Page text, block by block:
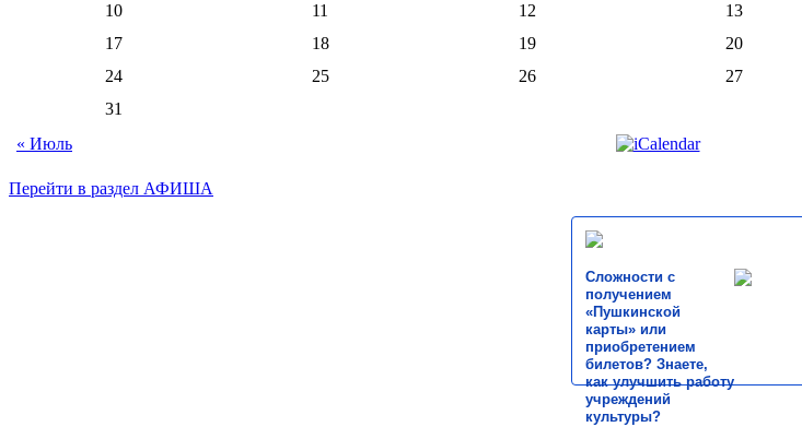
10
11 12 13
17
18 19 20
24
25 26 27
31
« Июль
Перейти в раздел АФИША
Сложности с
получением
«Пушкинской
карты» или
приобретением
билетов? Знаете,
как улучшить работу
учреждений
культуры?